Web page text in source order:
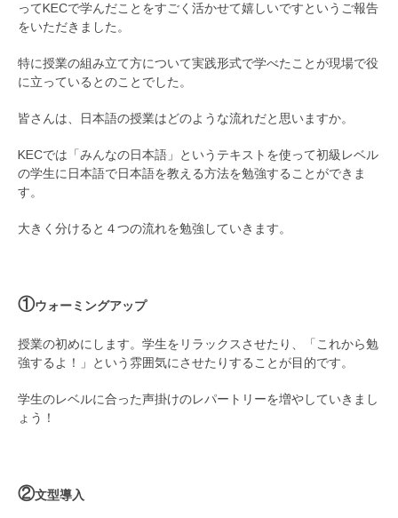
ってKECで学んだことをすごく活かせて嬉しいですというご報告
をいただきました。
特に授業の組み立て方について実践形式で学べたことが現場で役
に立っているとのことでした。
皆さんは、日本語の授業はどのような流れだと思いますか。
KECでは「みんなの日本語」というテキストを使って初級レベル
の学生に日本語で日本語を教える方法を勉強することができま
す。
大きく分けると４つの流れを勉強していきます。
①ウォーミングアップ
授業の初めにします。学生をリラックスさせたり、「これから勉
強するよ！」という雰囲気にさせたりすることが目的です。
学生のレベルに合った声掛けのレパートリーを増やしていきまし
ょう！
②文型導入